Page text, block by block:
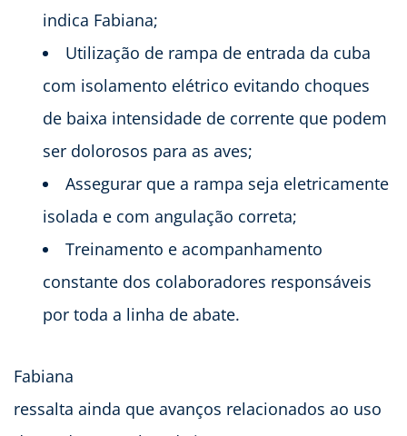
indica Fabiana;
Utilização de rampa de entrada da cuba
com isolamento elétrico evitando choques
de baixa intensidade de corrente que podem
ser dolorosos para as aves;
Assegurar que a rampa seja eletricamente
isolada e com angulação correta;
Treinamento e acompanhamento
constante dos colaboradores responsáveis
por toda a linha de abate.
Fabiana
ressalta ainda que avanços relacionados ao uso